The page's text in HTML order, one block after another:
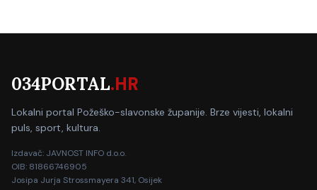
034PORTAL.HR
Lokalni portal Požeško-slavonske županije. Brze vijesti, lokalni
puls, sport, kultura.
Izdavač: JAVNOST INFO d.o.o.
OIB: 81866746905
Josipa Jurja Strossmayera 341, Osijek